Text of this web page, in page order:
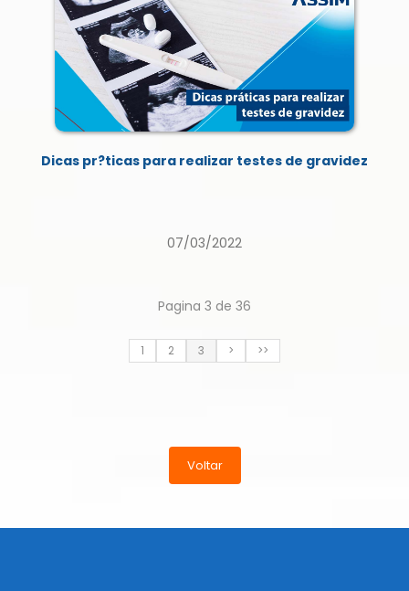
Dicas pr?ticas para realizar testes de gravidez
07/03/2022
Pagina 3 de 36
1 2 3 > >>
Voltar